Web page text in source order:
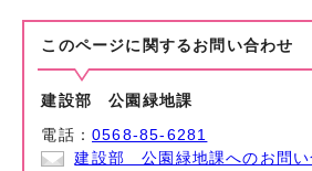
このページに関する お問い合わせ
建設部 公園緑地課
電話：0568-85-6281
建設部 公園緑地課へのお問い